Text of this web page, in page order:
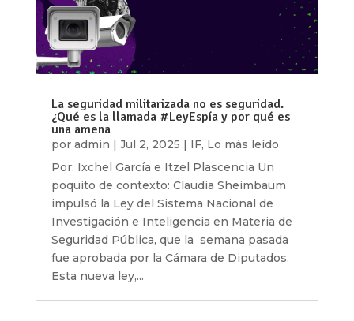
La seguridad militarizada no es seguridad.
¿Qué es la llamada #LeyEspía y por qué es
una amena
por admin | Jul 2, 2025 | IF, Lo más leído
Por: Ixchel García e Itzel Plascencia Un
poquito de contexto: Claudia Sheimbaum
impulsó la Ley del Sistema Nacional de
Investigación e Inteligencia en Materia de
Seguridad Pública, que la semana pasada
fue aprobada por la Cámara de Diputados.
Esta nueva ley,...